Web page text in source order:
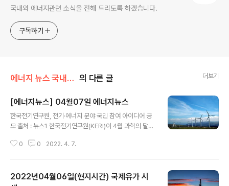
국내외 에너지관련 소식을 전해 드리도록 하겠습니다.
구독하기
에너지 뉴스 국내&해외 의 다른 글 더보기
[에너지뉴스] 04월07일 에너지뉴스
한국전기연구원, 전기·에너지 분야 국민 참여 아이디어 공
모 출처 : 뉴스1 한국전기연구원(KERI)이 4월 과학의 달을
한다고 6일 밝혔다. 공모전은 일상생활에서 전기·에너지와
수렴하는 전국민 참여형으로 진행된다. 아이디어는 내부
0 0 2022. 4. 7.
2022년04월06일(현지시간) 국제유가 시